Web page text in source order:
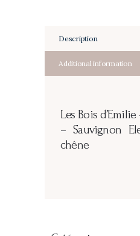
Description
Additional information
Les Bois
– Sauvignon
chêne